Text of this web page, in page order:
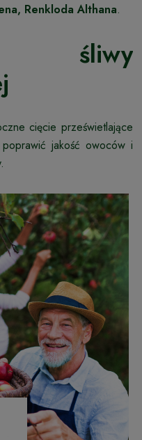
Renkloda Althana.
śliwy
cięcie prześwietlające
jakość owoców i